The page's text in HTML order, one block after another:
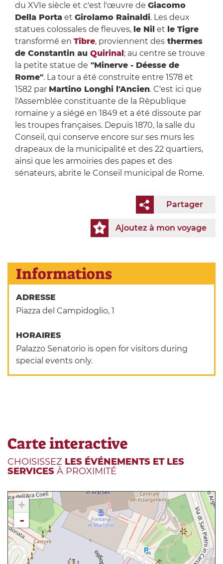
du XVIe siècle et c'est l'œuvre de Giacomo
Della Porta et Girolamo Rainaldi. Les deux
statues colossales de fleuves, le Nil et le Tigre
transformé en Tibre, proviennent desthermes
de Constantin au Quirinal ; au centre se trouve
la petite statue de "Minerve - Déesse de
Rome". La tour a été construite entre 1578 et
1582 par Martino Longhi l'Ancien. C'est ici que
l'Assemblée constituante de la République
romaine y a siégé en 1849 et a été dissoute par
les troupes françaises. Depuis 1870, la salle du
Conseil, qui conserve encore sur ses murs les
drapeaux de la municipalité et des 22 quartiers,
ainsi que les armoiries des papes et des
sénateurs, abrite le Conseil municipal de Rome.
Partager
Ajoutez à mon voyage
Informations
ADRESSE
Piazza del Campidoglio, 1
HORAIRES
Palazzo Senatorio is open for visitors during
special events only.
Carte interactive
CHOISISSEZ LES ÉVÉNEMENTS ET LES
SERVICES À PROXIMITÉ
+
-